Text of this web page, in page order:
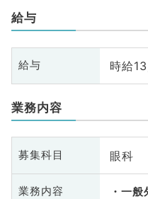
給与
給与 時給
業務内容
募集科目 眼科
業務内容 一般